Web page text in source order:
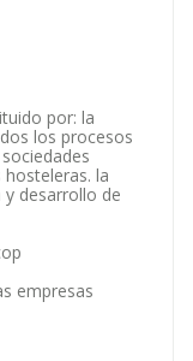
por: la
los procesos
la
desarrollo de
empresas